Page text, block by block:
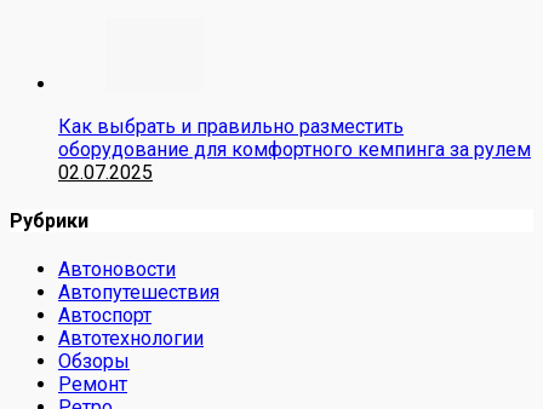
Как выбрать и правильно разместить
оборудование для комфортного кемпинга за рулем
02.07.2025
Рубрики
Автоновости
Автопутешествия
Автоспорт
Автотехнологии
Обзоры
Ремонт